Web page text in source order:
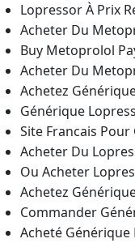
Lopressor À Prix
Acheter Du
Buy Metoprolol
Acheter Du
Achetez
Générique
Site Francais
Acheter Du
Ou Acheter
Achetez
Commander
Acheté